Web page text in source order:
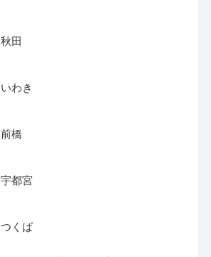
秋田
いわき
前橋
宇都宮
つくば